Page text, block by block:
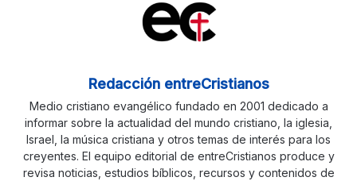
Redacción entreCristianos
Medio cristiano evangélico fundado en 2001 dedicado a
informar sobre la actualidad del mundo cristiano, la iglesia,
Israel, la música cristiana y otros temas de interés para los
creyentes. El equipo editorial de entreCristianos produce y
revisa noticias, estudios bíblicos, recursos y contenidos de